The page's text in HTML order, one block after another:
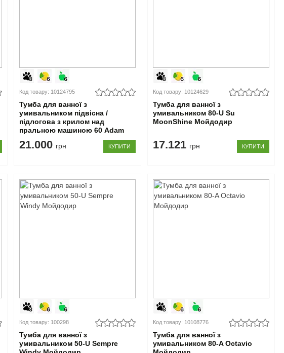
Код товару: 10124795
Тумба для ванної з
умивальником підвісна /
підлогова з крилом над
пральною машиною 60 Adam
120 L MoonShine Мойдодир
21.000 грн КУПИТИ
Код товару: 10124629
Тумба для ванної з
умивальником 80-U Su
MoonShine Мойдодир
17.121 грн КУПИТИ
Код товару: 100298
Тумба для ванної з
умивальником 50-U Sempre
Код товару: 10108776
Тумба для ванної з
умивальником 80-A Octavio